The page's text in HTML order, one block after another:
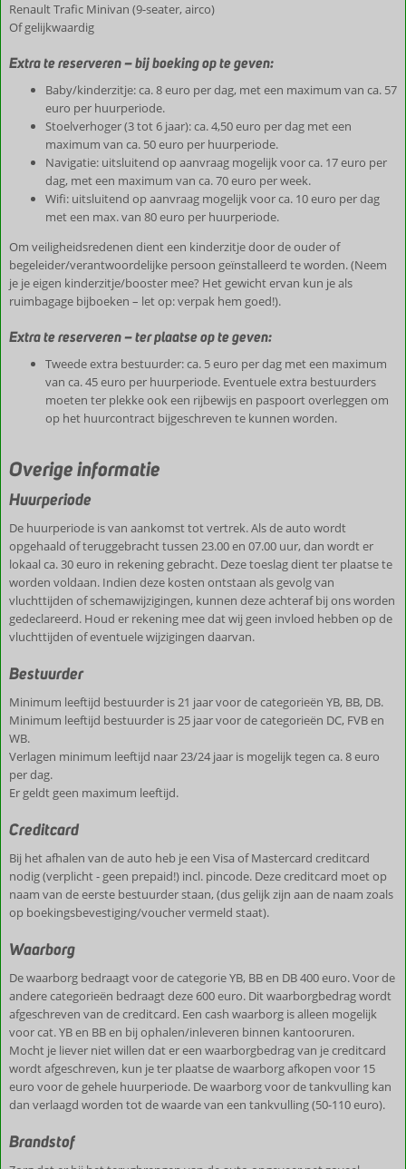
Renault Trafic Minivan (9-seater, airco)
Of gelijkwaardig
Extra te reserveren – bij boeking op te geven:
Baby/kinderzitje: ca. 8 euro per dag, met een maximum van ca. 57
euro per huurperiode.
Stoelverhoger (3 tot 6 jaar): ca. 4,50 euro per dag met een
maximum van ca. 50 euro per huurperiode.
Navigatie: uitsluitend op aanvraag mogelijk voor ca. 17 euro per
dag, met een maximum van ca. 70 euro per week.
Wifi: uitsluitend op aanvraag mogelijk voor ca. 10 euro per dag
met een max. van 80 euro per huurperiode.
Om veiligheidsredenen dient een kinderzitje door de ouder of
begeleider/verantwoordelijke persoon geïnstalleerd te worden. (Neem
je je eigen kinderzitje/booster mee? Het gewicht ervan kun je als
ruimbagage bijboeken – let op: verpak hem goed!).
Extra te reserveren – ter plaatse op te geven:
Tweede extra bestuurder: ca. 5 euro per dag met een maximum
van ca. 45 euro per huurperiode. Eventuele extra bestuurders
moeten ter plekke ook een rijbewijs en paspoort overleggen om
op het huurcontract bijgeschreven te kunnen worden.
Overige informatie
Huurperiode
De huurperiode is van aankomst tot vertrek. Als de auto wordt
opgehaald of teruggebracht tussen 23.00 en 07.00 uur, dan wordt er
lokaal ca. 30 euro in rekening gebracht. Deze toeslag dient ter plaatse te
worden voldaan. Indien deze kosten ontstaan als gevolg van
vluchttijden of schemawijzigingen, kunnen deze achteraf bij ons worden
gedeclareerd. Houd er rekening mee dat wij geen invloed hebben op de
vluchttijden of eventuele wijzigingen daarvan.
Bestuurder
Minimum leeftijd bestuurder is 21 jaar voor de categorieën YB, BB, DB.
Minimum leeftijd bestuurder is 25 jaar voor de categorieën DC, FVB en
WB.
Verlagen minimum leeftijd naar 23/24 jaar is mogelijk tegen ca. 8 euro
per dag.
Er geldt geen maximum leeftijd.
Creditcard
Bij het afhalen van de auto heb je een Visa of Mastercard creditcard
nodig (verplicht - geen prepaid!) incl. pincode. Deze creditcard moet op
naam van de eerste bestuurder staan, (dus gelijk zijn aan de naam zoals
op boekingsbevestiging/voucher vermeld staat).
Waarborg
De waarborg bedraagt voor de categorie YB, BB en DB 400 euro. Voor de
andere categorieën bedraagt deze 600 euro. Dit waarborgbedrag wordt
afgeschreven van de creditcard. Een cash waarborg is alleen mogelijk
voor cat. YB en BB en bij ophalen/inleveren binnen kantooruren.
Mocht je liever niet willen dat er een waarborgbedrag van je creditcard
wordt afgeschreven, kun je ter plaatse de waarborg afkopen voor 15
euro voor de gehele huurperiode. De waarborg voor de tankvulling kan
dan verlaagd worden tot de waarde van een tankvulling (50-110 euro).
Brandstof